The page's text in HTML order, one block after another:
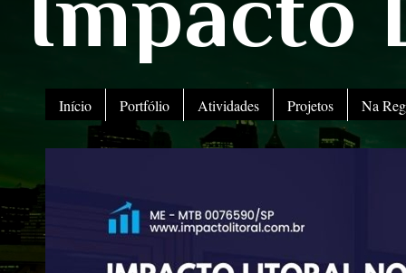
Início Portfólio Atividades Projetos Na